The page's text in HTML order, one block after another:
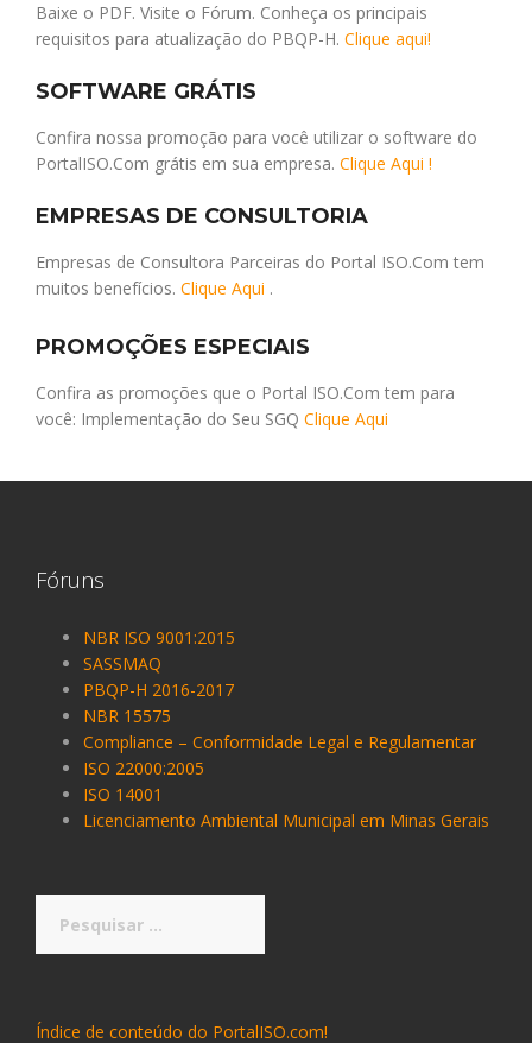
Baixe o PDF. Visite o Fórum. Conheça os principais
requisitos para atualização do PBQP-H. Clique aqui!
SOFTWARE GRÁTIS
Confira nossa promoção para você utilizar o software do
PortalISO.Com grátis em sua empresa. Clique Aqui !
EMPRESAS DE CONSULTORIA
Empresas de Consultora Parceiras do Portal ISO.Com tem
muitos benefícios. Clique Aqui .
PROMOÇÕES ESPECIAIS
Confira as promoções que o Portal ISO.Com tem para
você: Implementação do Seu SGQ Clique Aqui
Fóruns
NBR ISO 9001:2015
SASSMAQ
PBQP-H 2016-2017
NBR 15575
Compliance – Conformidade Legal e Regulamentar
ISO 22000:2005
ISO 14001
Licenciamento Ambiental Municipal em Minas Gerais
por:
Índice de conteúdo do PortalISO.com!